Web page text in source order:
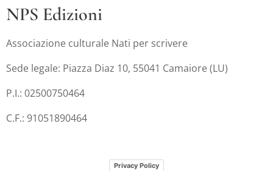
NPS Edizioni
Associazione culturale Nati per scrivere
Sede legale: Piazza Diaz 10, 55041 Camaiore (LU)
P.I.: 02500750464
C.F.: 91051890464
Privacy Policy